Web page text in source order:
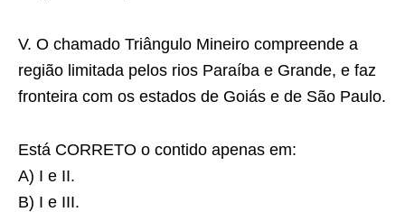
V. O chamado Triângulo Mineiro compreende a
região limitada pelos rios Paraíba e Grande, e faz
fronteira com os estados de Goiás e de São Paulo.
Está CORRETO o contido apenas em:
A) I e II.
B) I e III.